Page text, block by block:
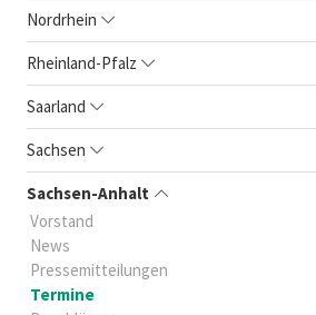
Nordrhein
Rheinland-Pfalz
Saarland
Sachsen
Sachsen-Anhalt
Vorstand
News
Pressemitteilungen
Termine